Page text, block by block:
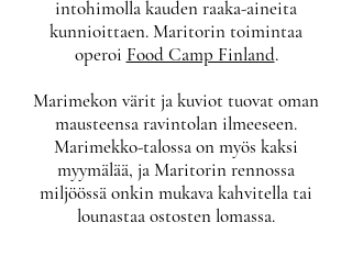
intohimolla kauden raaka-aineita
kunnioittaen. Maritorin toimintaa
operoi Food Camp Finland.
Marimekon värit ja kuviot tuovat oman
mausteensa ravintolan ilmeeseen.
Marimekko-talossa on myös kaksi
myymälää, ja Maritorin rennossa
miljöössä onkin mukava kahvitella tai
lounastaa ostosten lomassa.